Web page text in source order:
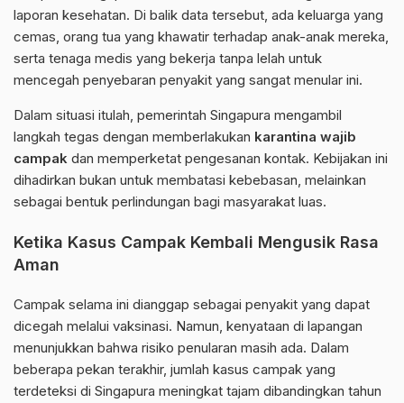
laporan kesehatan. Di balik data tersebut, ada keluarga yang
cemas, orang tua yang khawatir terhadap anak-anak mereka,
serta tenaga medis yang bekerja tanpa lelah untuk
mencegah penyebaran penyakit yang sangat menular ini.
Dalam situasi itulah, pemerintah Singapura mengambil
langkah tegas dengan memberlakukan karantina wajib
campak dan memperketat pengesanan kontak. Kebijakan ini
dihadirkan bukan untuk membatasi kebebasan, melainkan
sebagai bentuk perlindungan bagi masyarakat luas.
Ketika Kasus Campak Kembali Mengusik Rasa
Aman
Campak selama ini dianggap sebagai penyakit yang dapat
dicegah melalui vaksinasi. Namun, kenyataan di lapangan
menunjukkan bahwa risiko penularan masih ada. Dalam
beberapa pekan terakhir, jumlah kasus campak yang
terdeteksi di Singapura meningkat tajam dibandingkan tahun